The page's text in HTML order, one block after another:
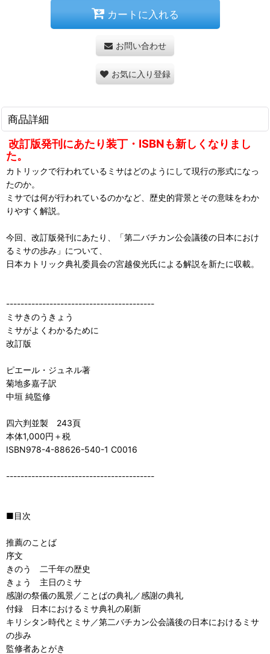
カートに入れる
お問い合わせ
お気に入り登録
商品詳細
改訂版発刊にあたり装丁・ISBNも新しくなりまし
た。
カトリックで行われているミサはどのようにして現行の形式になっ
たのか。
ミサでは何が行われているのかなど、歴史的背景とその意味をわか
りやすく解説。
今回、改訂版発刊にあたり、「第二バチカン公会議後の日本におけ
るミサの歩み」について、
日本カトリック典礼委員会の宮越俊光氏による解説を新たに収載。
-----------------------------------------
ミサきのうきょう
ミサがよくわかるために
改訂版
ピエール・ジュネル著
菊地多嘉子訳
中垣 純監修
四六判並製 243頁
本体1,000円＋税
ISBN978-4-88626-540-1 C0016
-----------------------------------------
■目次
推薦のことば
序文
きのう 二千年の歴史
きょう 主日のミサ
感謝の祭儀の風景／ことばの典礼／感謝の典礼
付録 日本におけるミサ典礼の刷新
キリシタン時代とミサ／第二バチカン公会議後の日本におけるミサ
の歩み
監修者あとがき